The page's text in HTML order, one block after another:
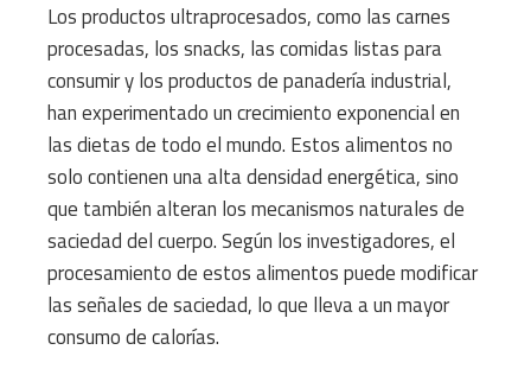
Los productos ultraprocesados, como las carnes
procesadas, los snacks, las comidas listas para
consumir y los productos de panadería industrial,
han experimentado un crecimiento exponencial en
las dietas de todo el mundo. Estos alimentos no
solo contienen una alta densidad energética, sino
que también alteran los mecanismos naturales de
saciedad del cuerpo. Según los investigadores, el
procesamiento de estos alimentos puede modificar
las señales de saciedad, lo que lleva a un mayor
consumo de calorías.